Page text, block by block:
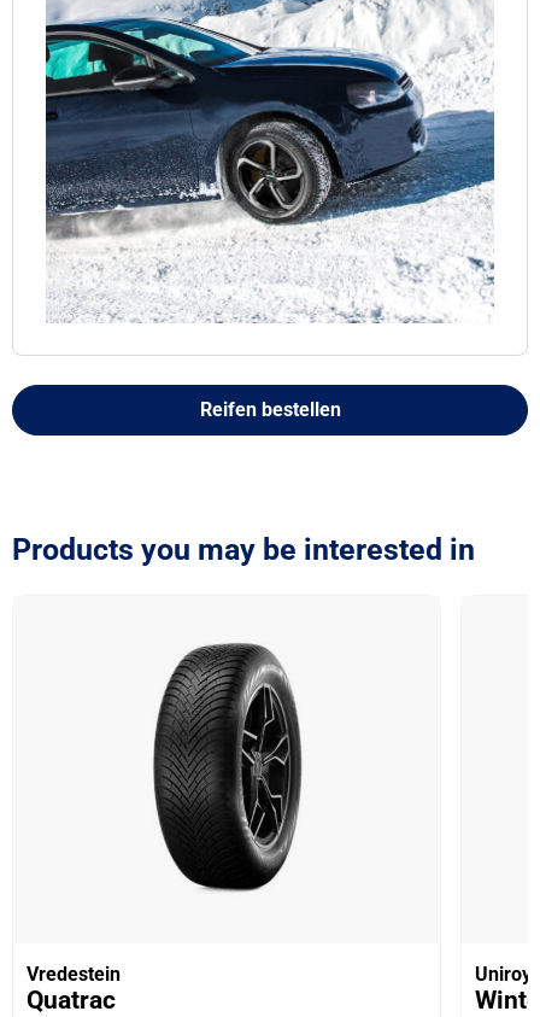
Reifen bestellen
Products you may be interested in
Vredestein
Quatrac